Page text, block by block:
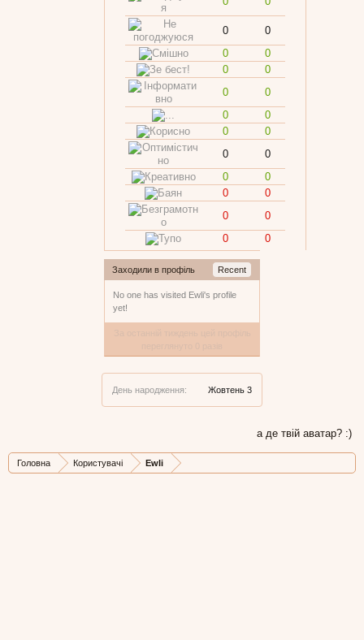
0
0
0
0
0
0
0
0
0
0
0
0
0
0
0
0
0
0
0
0
0
0
Заходили в профіль Recent
No one has visited Ewli's profile
yet!
День народження: Жовтень 3
а де твій аватар? :)
Головна Користувачі Ewli